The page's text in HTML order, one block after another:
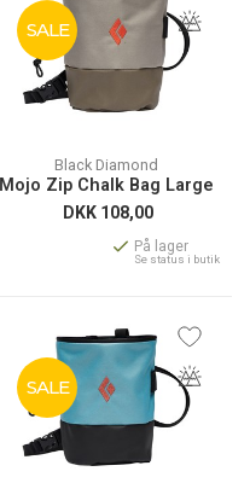
SALE
Black Diamond
Mojo Zip Chalk Bag Large
DKK 108,00
På lager
Se status i butik
SALE